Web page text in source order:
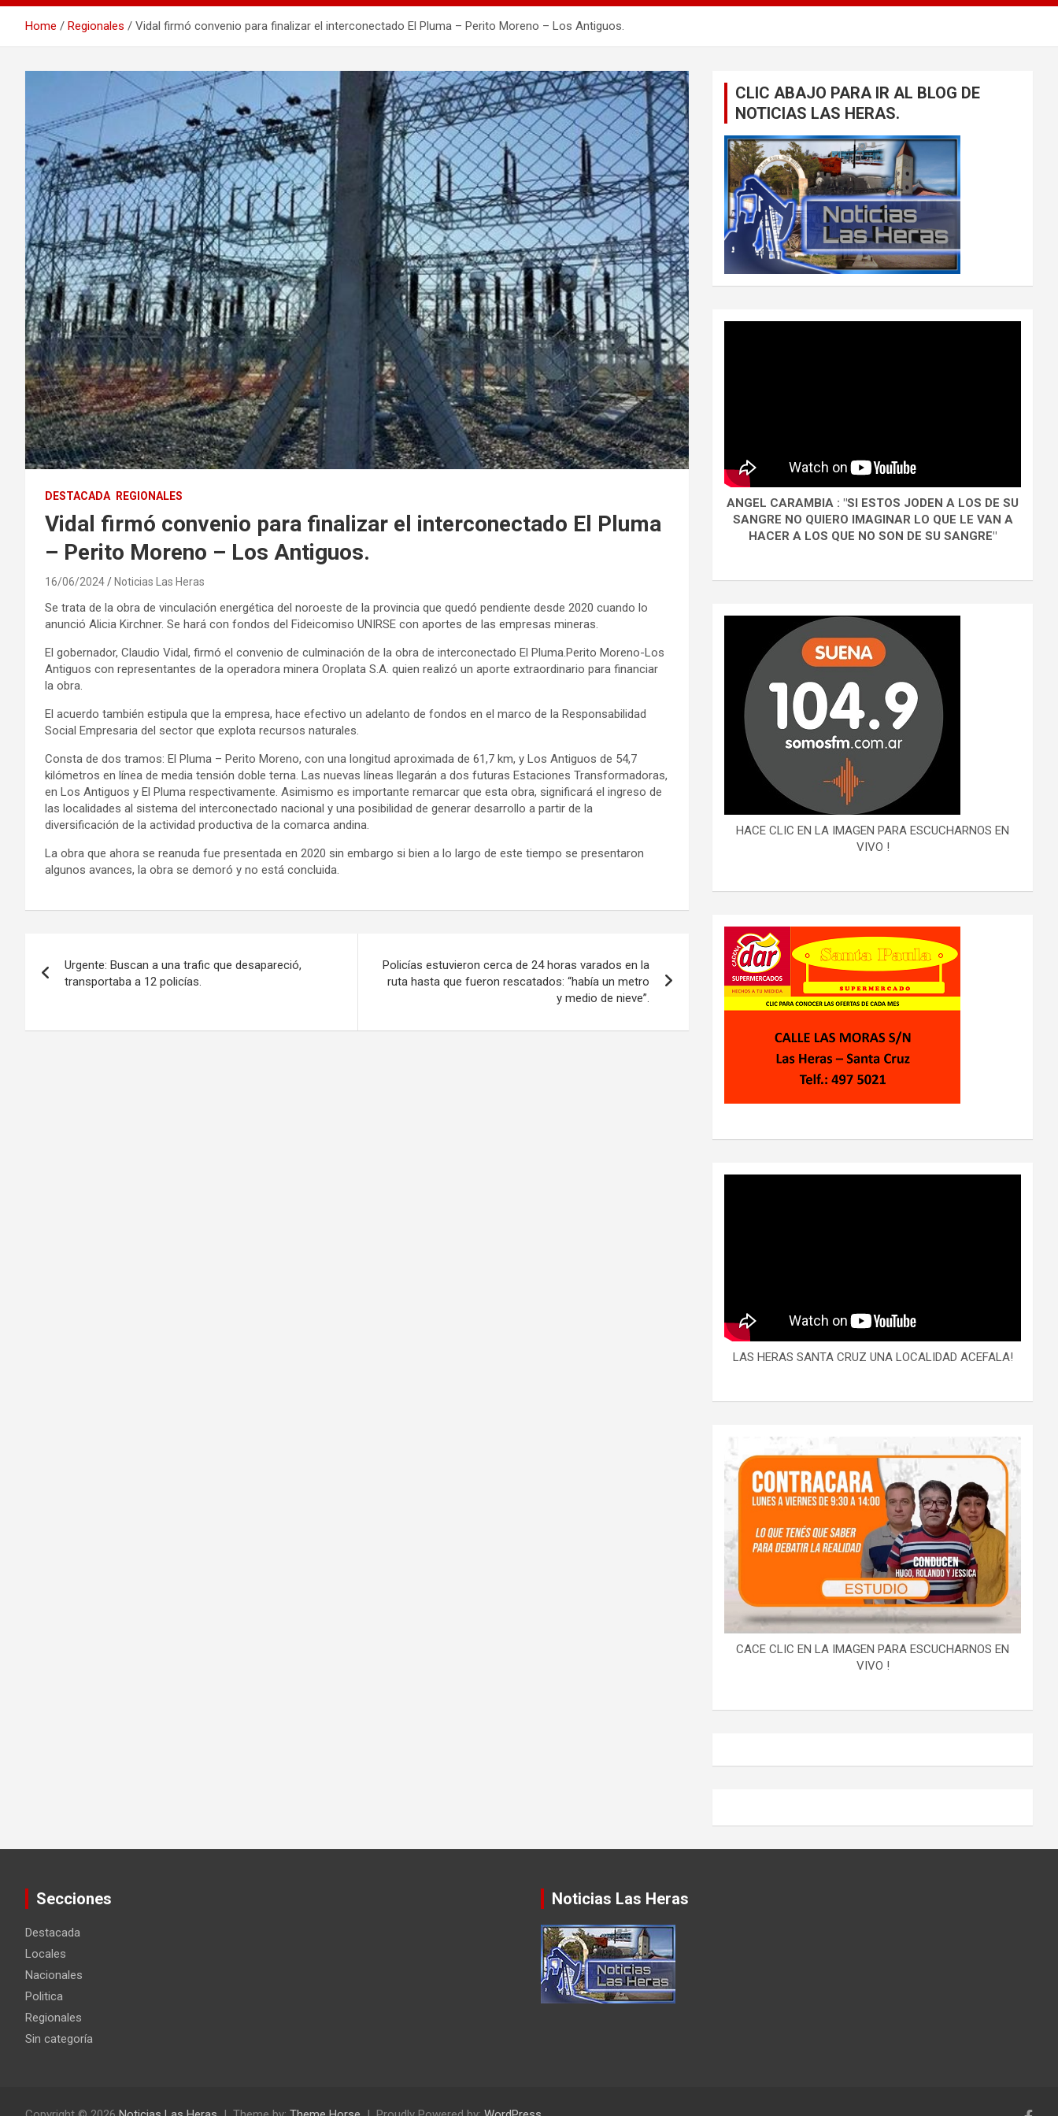
Home Regionales Vidal firmó convenio para finalizar el interconectado El Pluma – Perito Moreno – Los Antiguos.
DESTACADA REGIONALES
Vidal firmó convenio para finalizar el interconectado El Pluma
– Perito Moreno – Los Antiguos.
16/06/2024 Noticias Las Heras
Se trata de la obra de vinculación energética del noroeste de la provincia que quedó pendiente desde 2020 cuando lo
anunció Alicia Kirchner. Se hará con fondos del Fideicomiso UNIRSE con aportes de las empresas mineras.
El gobernador, Claudio Vidal, firmó el convenio de culminación de la obra de interconectado El Pluma.Perito Moreno-Los
Antiguos con representantes de la operadora minera Oroplata S.A. quien realizó un aporte extraordinario para financiar
la obra.
El acuerdo también estipula que la empresa, hace efectivo un adelanto de fondos en el marco de la Responsabilidad
Social Empresaria del sector que explota recursos naturales.
Consta de dos tramos: El Pluma – Perito Moreno, con una longitud aproximada de 61,7 km, y Los Antiguos de 54,7
kilómetros en línea de media tensión doble terna. Las nuevas líneas llegarán a dos futuras Estaciones Transformadoras,
en Los Antiguos y El Pluma respectivamente. Asimismo es importante remarcar que esta obra, significará el ingreso de
las localidades al sistema del interconectado nacional y una posibilidad de generar desarrollo a partir de la
diversificación de la actividad productiva de la comarca andina.
La obra que ahora se reanuda fue presentada en 2020 sin embargo si bien a lo largo de este tiempo se presentaron
algunos avances, la obra se demoró y no está concluida.
de
Urgente: Buscan a una trafic que desapareció,
transportaba a 12 policías.
Policías estuvieron cerca de 24 horas varados en la
ruta hasta que fueron rescatados: “había un metro
y medio de nieve”.
CLIC ABAJO PARA IR AL BLOG DE
NOTICIAS LAS HERAS.
ANGEL CARAMBIA : "SI ESTOS JODEN A LOS DE SU
SANGRE NO QUIERO IMAGINAR LO QUE LE VAN A
HACER A LOS QUE NO SON DE SU SANGRE"
HACE CLIC EN LA IMAGEN PARA ESCUCHARNOS EN
VIVO !
LAS HERAS SANTA CRUZ UNA LOCALIDAD ACEFALA!
CACE CLIC EN LA IMAGEN PARA ESCUCHARNOS EN
VIVO !
Secciones
Destacada
Locales
Nacionales
Politica
Regionales
Sin categoría
Noticias Las Heras